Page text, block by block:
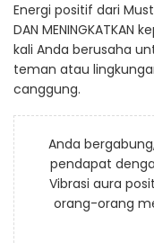
Energi positif dari
DAN
kali Anda berusaha
teman atau
canggung.
Anda
pendapat
Vibrasi aura
orang-orang